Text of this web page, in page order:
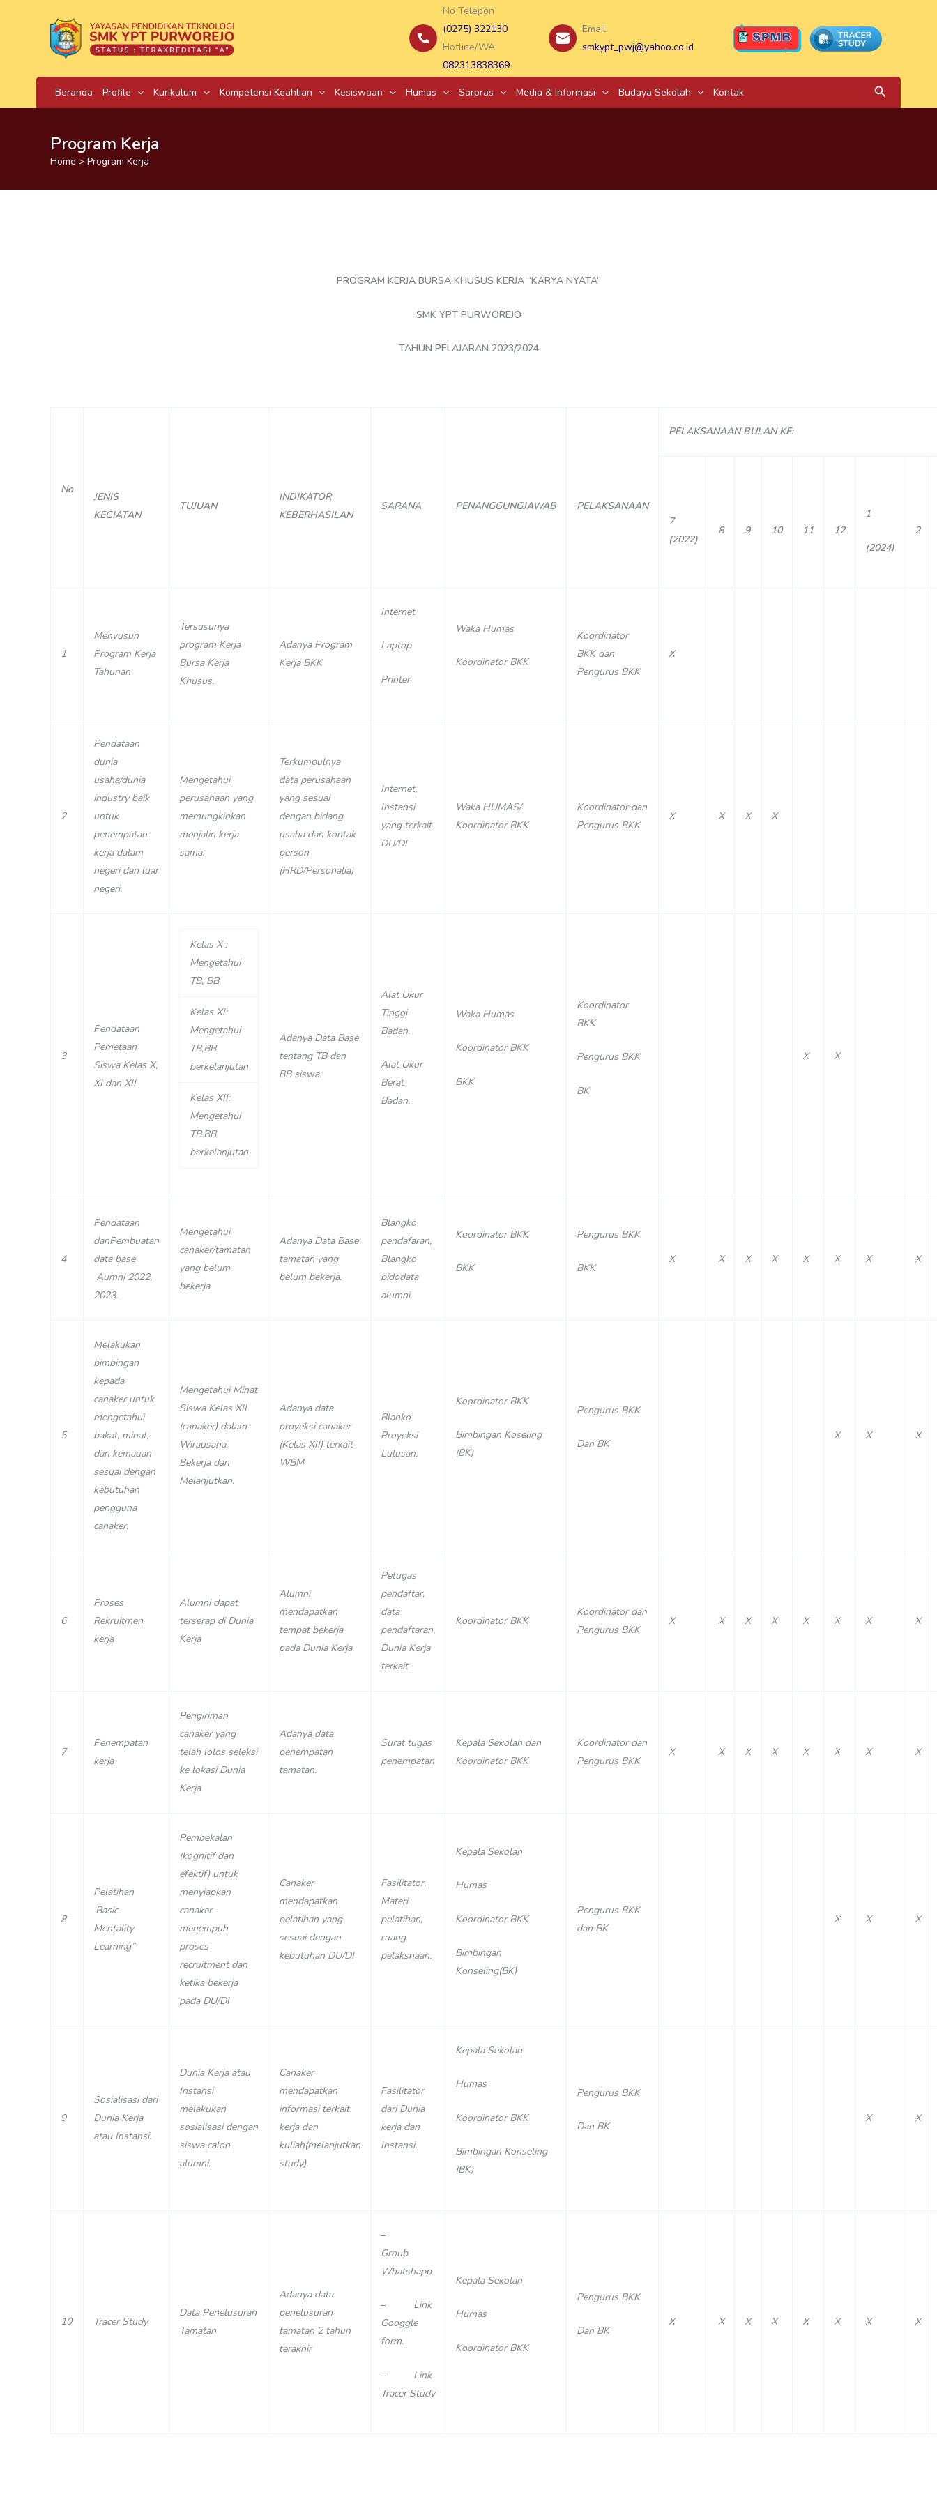
No Telepon
(0275) 322130
Hotline/WA
082313838369
Email
smkypt_pwj@yahoo.co.id
Beranda Profile Kurikulum Kompetensi Keahlian Kesiswaan Humas Sarpras Media & Informasi Budaya Sekolah Kontak Search
Home Program Kerja
Program Kerja
PROGRAM KERJA BURSA KHUSUS KERJA “KARYA NYATA”
SMK YPT PURWOREJO
TAHUN PELAJARAN 2023/2024
No
JENIS
KEGIATAN
TUJUAN
INDIKATOR
KEBERHASILAN
SARANA PENANGGUNGJAWAB PELAKSANAAN
PELAKSANAAN BULAN KE:
7
(2022)
8 9 10 11 12
1
(2024)
2
1
Menyusun
Program Kerja
Tahunan
Tersusunya
program Kerja
Bursa Kerja
Khusus.
Adanya Program
Kerja BKK
Internet
Laptop
Printer
Waka Humas
Koordinator BKK
Koordinator
BKK dan
Pengurus BKK
X
2
Pendataan
dunia
usaha/dunia
industry baik
untuk
penempatan
kerja dalam
negeri dan luar
negeri.
Mengetahui
perusahaan yang
memungkinkan
menjalin kerja
sama.
Terkumpulnya
data perusahaan
yang sesuai
dengan bidang
usaha dan kontak
person
(HRD/Personalia)
Internet,
Instansi
yang terkait
DU/DI
Waka HUMAS/
Koordinator BKK
Koordinator dan
Pengurus BKK
X X X X
3
Pendataan
Pemetaan
Siswa Kelas X,
XI dan XII
Kelas X :
Mengetahui
TB, BB
Kelas XI:
Mengetahui
TB,BB
berkelanjutan
Kelas XII:
Mengetahui
TB.BB
berkelanjutan
Adanya Data Base
tentang TB dan
BB siswa.
Alat Ukur
Tinggi
Badan.
Alat Ukur
Berat
Badan.
Waka Humas
Koordinator BKK
BKK
Koordinator
BKK
Pengurus BKK
BK
X X
4
Pendataan
danPembuatan
data base
Aumni 2022,
2023.
Mengetahui
canaker/tamatan
yang belum
bekerja
Adanya Data Base
tamatan yang
belum bekerja.
Blangko
pendafaran,
Blangko
bidodata
alumni
Koordinator BKK
BKK
Pengurus BKK
BKK
X X X X X X X X
5
Melakukan
bimbingan
kepada
canaker untuk
mengetahui
bakat, minat,
dan kemauan
sesuai dengan
kebutuhan
pengguna
canaker.
Mengetahui Minat
Siswa Kelas XII
(canaker) dalam
Wirausaha,
Bekerja dan
Melanjutkan.
Adanya data
proyeksi canaker
(Kelas XII) terkait
WBM
Blanko
Proyeksi
Lulusan.
Koordinator BKK
Bimbingan Koseling
(BK)
Pengurus BKK
Dan BK
X X X
6
Proses
Rekruitmen
kerja
Alumni dapat
terserap di Dunia
Kerja
Alumni
mendapatkan
tempat bekerja
pada Dunia Kerja
Petugas
pendaftar,
data
pendaftaran,
Dunia Kerja
terkait
Koordinator BKK
Koordinator dan
Pengurus BKK
X X X X X X X X
7
Penempatan
kerja
Pengiriman
canaker yang
telah lolos seleksi
ke lokasi Dunia
Kerja
Adanya data
penempatan
tamatan.
Surat tugas
penempatan
Kepala Sekolah dan
Koordinator BKK
Koordinator dan
Pengurus BKK
X X X X X X X X
8
Pelatihan
‘Basic
Mentality
Learning”
Pembekalan
(kognitif dan
efektif) untuk
menyiapkan
canaker
menempuh
proses
recruitment dan
ketika bekerja
pada DU/DI
Canaker
mendapatkan
pelatihan yang
sesuai dengan
kebutuhan DU/DI
Fasilitator,
Materi
pelatihan,
ruang
pelaksnaan.
Kepala Sekolah
Humas
Koordinator BKK
Bimbingan
Konseling(BK)
Pengurus BKK
dan BK
X X X
9
Sosialisasi dari
Dunia Kerja
atau Instansi.
Dunia Kerja atau
Instansi
melakukan
sosialisasi dengan
siswa calon
alumni.
Canaker
mendapatkan
informasi terkait
kerja dan
kuliah(melanjutkan
study).
Fasilitator
dari Dunia
kerja dan
Instansi.
Kepala Sekolah
Humas
Koordinator BKK
Bimbingan Konseling
(BK)
Pengurus BKK
Dan BK
X X
10 Tracer Study
Data Penelusuran
Tamatan
Adanya data
penelusuran
tamatan 2 tahun
terakhir
–
Groub
Whatshapp
– Link
Googgle
form.
– Link
Tracer Study
Kepala Sekolah
Humas
Koordinator BKK
Pengurus BKK
Dan BK
X X X X X X X X